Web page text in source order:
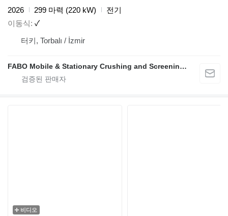
2026
299 마력 (220 kW)
전기
이동식 ✓
터키, Torbalı / İzmir
FABO Mobile & Stationary Crushing and Screening Plants | Concrete Batching Plants Manufacturer
비디오